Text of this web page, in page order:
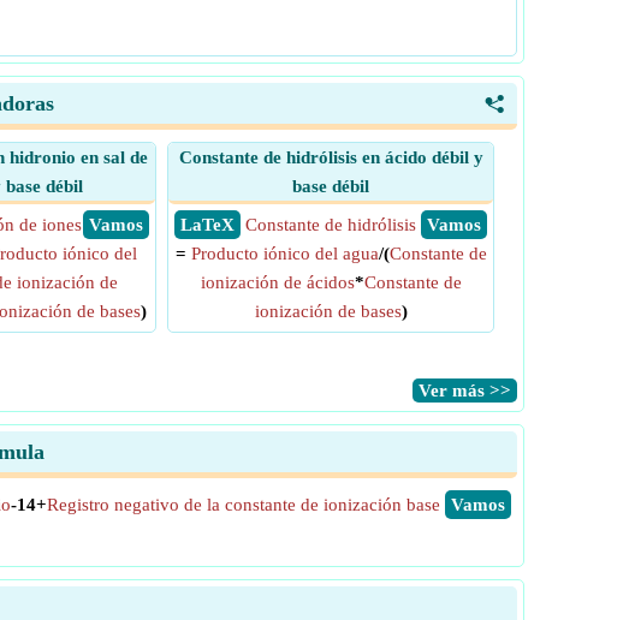
<
hidronio en sal de
débil
​ Vamos
de iones
iónico del
ionización de
de bases)
Constante de hidrólisis en ácido débil y
base débil
​ LaTeX
​ Vamos
Constante de hidrólisis
= Producto iónico del agua/(Constante de
ionización de ácidos*Constante de
ionización de bases)
​Ver más >>
​Vamos
-14+Registro negativo de la constante de ionización base